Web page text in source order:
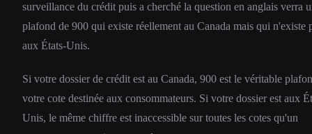
surveillance du crédit puis a cherché la question en anglais verra
plafond de 900 qui existe réellement au Canada mais qui n'existe
aux États-Unis.
Si votre dossier de crédit est au Canada, 900 est le véritable
votre cote destinée aux consommateurs. Si votre dossier est aux
Unis, le même chiffre est inaccessible sur toutes les cotes qu'un